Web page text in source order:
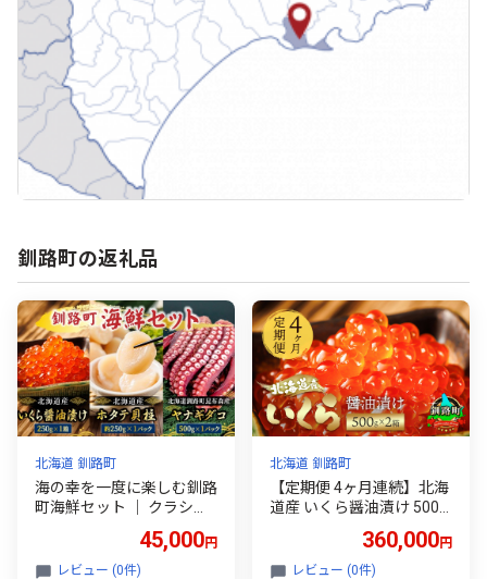
釧路町の返礼品
北海道 釧路町
海の幸を一度に楽しむ釧路
町海鮮セット ｜ クラシル
鮮生姜和え シン・釧路町
漬け ヤナギダコ ホタテ イ
45,000円
レビュー (0件)
北海道 釧路町
【定期便 4ヶ月連続】北海
道産 いくら醤油漬け 500g
油漬 しょう油 しょうゆ イ
クラ ikura 小分け 天然 鮭
360,000円
レビュー (0件)